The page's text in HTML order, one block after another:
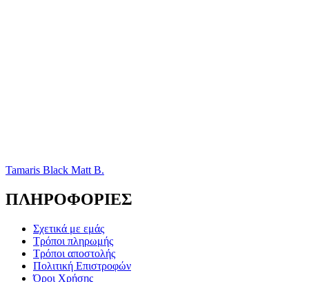
Tamaris Black Matt B.
ΠΛΗΡΟΦΟΡΙΕΣ
Σχετικά με εμάς
Τρόποι πληρωμής
Τρόποι αποστολής
Πολιτική Επιστροφών
Όροι Χρήσης